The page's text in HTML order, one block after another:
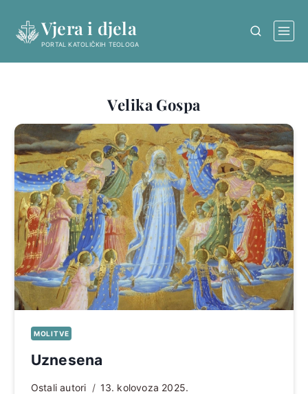
content
Vjera i djela
PORTAL KATOLIČKIH TEOLOGA
Velika Gospa
MOLITVE
Uznesena
Ostali autori 13. kolovoza 2025.